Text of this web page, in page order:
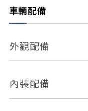
車輛配備
外觀配備
電動天窗
內裝配備